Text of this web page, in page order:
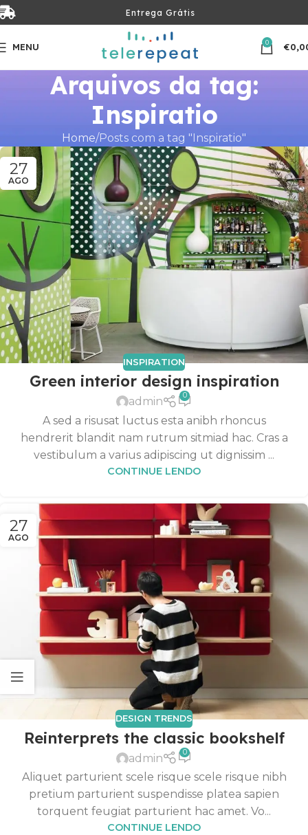
MENU 0 €
Arquivos da tag:
Inspiratio
Home Posts com a tag "Inspiratio"
27
AGO
INSPIRATION
Green interior design inspiration
admin 0
A sed a risusat luctus esta anibh rhoncus
hendrerit blandit nam rutrum sitmiad hac. Cras a
vestibulum a varius adipiscing ut dignissim ...
CONTINUE LENDO
27
AGO
DESIGN TRENDS
Reinterprets the classic bookshelf
admin 0
Aliquet parturient scele risque scele risque nibh
pretium parturient suspendisse platea sapien
torquent feugiat parturient hac amet. Vo...
CONTINUE LENDO
Entrega Grátis